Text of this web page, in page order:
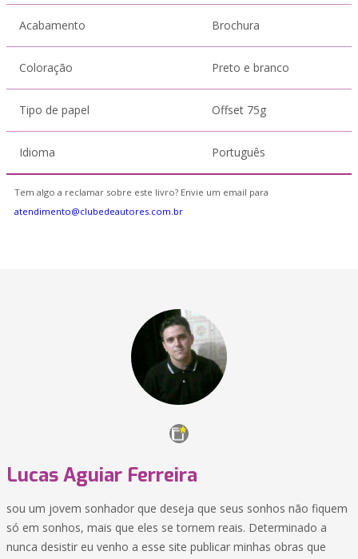
Acabamento Brochura
Coloração Preto e branco
Tipo de papel Offset 75g
Idioma Português
Tem algo a reclamar sobre este livro? Envie um email para
atendimento@clubedeautores.com.br
Lucas Aguiar Ferreira
sou um jovem sonhador que deseja que seus sonhos não fiquem
só em sonhos, mais que eles se tornem reais. Determinado a
nunca desistir eu venho a esse site publicar minhas obras que